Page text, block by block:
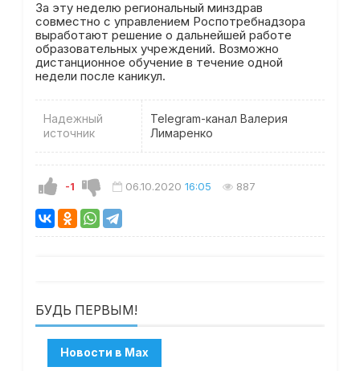
За эту неделю региональный минздрав
совместно с управлением Роспотребнадзора
выработают решение о дальнейшей работе
образовательных учреждений. Возможно
дистанционное обучение в течение одной
недели после каникул.
Надежный
источник
Telegram-канал Валерия
Лимаренко
-1 06.10.2020 16:05 887
БУДЬ ПЕРВЫМ!